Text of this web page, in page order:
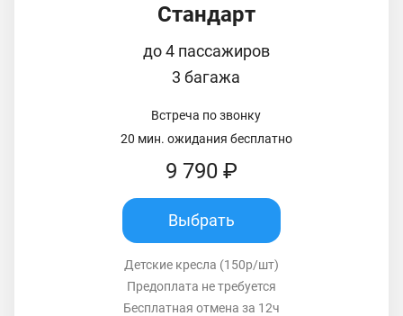
Стандарт
до 4 пассажиров
3 багажа
Встреча по звонку
20 мин. ожидания бесплатно
9 790 ₽
Выбрать
Детские кресла (150р/шт)
Предоплата не требуется
Бесплатная отмена за 12ч